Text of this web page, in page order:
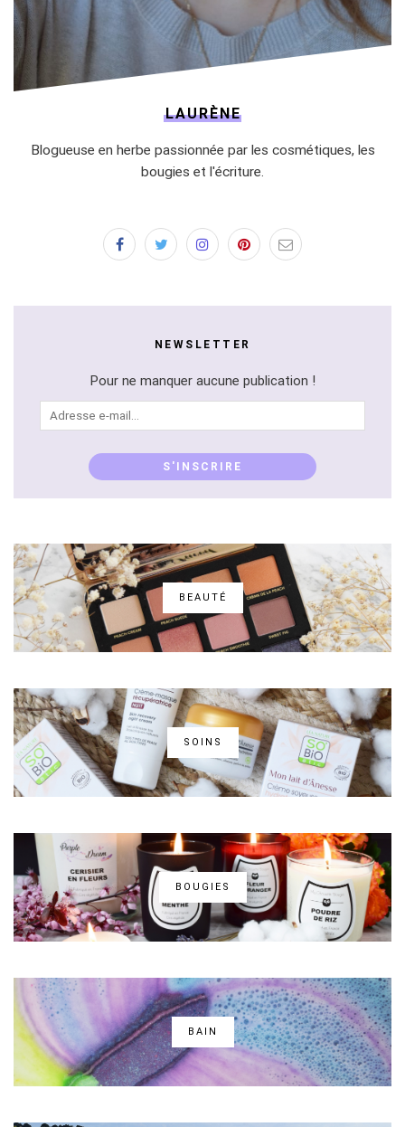
LAURÈNE
Blogueuse en herbe passionnée par les cosmétiques, les
bougies et l'écriture.
NEWSLETTER
Pour ne manquer aucune publication !
Adresse
e-
S'INSCRIRE
BEAUTÉ
SOINS
BOUGIES
BAIN